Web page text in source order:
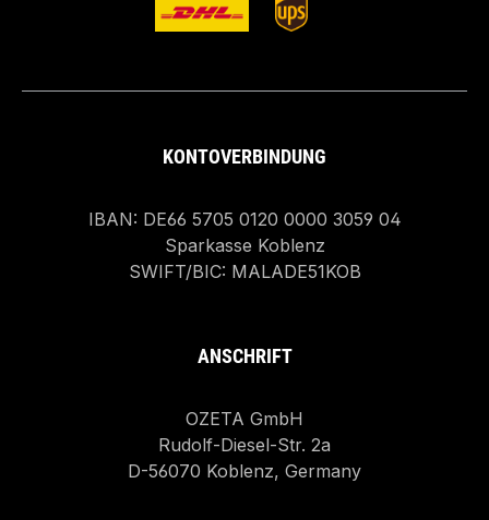
KONTOVERBINDUNG
IBAN: DE66 5705 0120 0000 3059 04
Sparkasse Koblenz
SWIFT/BIC: MALADE51KOB
ANSCHRIFT
OZETA GmbH
Rudolf-Diesel-Str. 2a
D-56070 Koblenz, Germany